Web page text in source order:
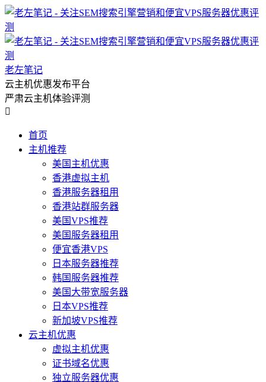
老左笔记
云主机优惠发布平台
严肃云主机体验评测

首页
主机推荐
美国主机优惠
香港虚拟主机
香港服务器租用
香港站群服务器
美国VPS推荐
美国服务器租用
便宜香港VPS
日本服务器推荐
韩国服务器推荐
美国大带宽服务器
日本VPS推荐
新加坡VPS推荐
云主机优惠
虚拟主机优惠
证书域名优惠
独立服务器优惠